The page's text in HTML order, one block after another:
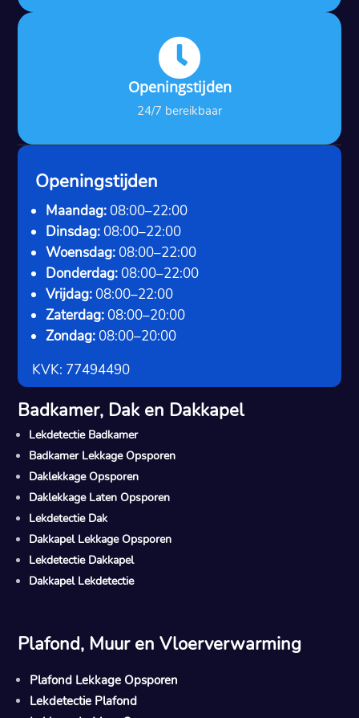

Openingstijden
24/7 bereikbaar
Openingstijden
Maandag: 08:00–22:00
Dinsdag: 08:00–22:00
Woensdag: 08:00–22:00
Donderdag: 08:00–22:00
Vrijdag: 08:00–22:00
Zaterdag: 08:00–20:00
Zondag: 08:00–20:00
KVK: 77494490
Badkamer, Dak en Dakkapel
Lekdetectie Badkamer
Badkamer Lekkage Opsporen
Daklekkage Opsporen
Daklekkage Laten Opsporen
Lekdetectie Dak
Dakkapel Lekkage Opsporen
Lekdetectie Dakkapel
Dakkapel Lekdetectie
Plafond, Muur en Vloerverwarming
Plafond Lekkage Opsporen
Lekdetectie Plafond